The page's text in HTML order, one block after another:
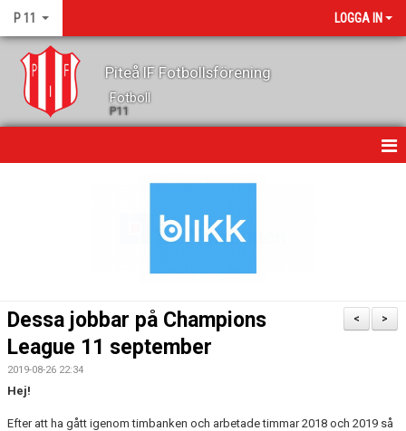
P 11 LOGGA IN
Piteå IF Fotbollsförening
Fotboll
P11
TRUPPEN
GÄSTBOK
DOKUMENT
>
<
Dessa jobbar på Champions
League 11 september
2019-08-26 22:34
Hej!
Efter att ha gått igenom timbanken och arbetade timmar 2018 och 2019 så